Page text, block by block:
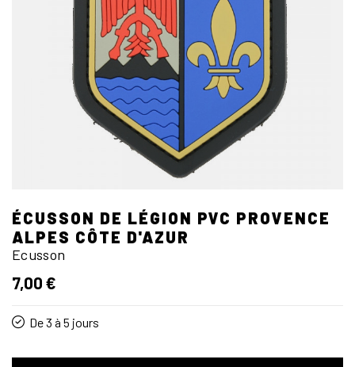
ÉCUSSON DE LÉGION PVC PROVENCE
ALPES CÔTE D'AZUR
Ecusson
7,00 €
De 3 à 5 jours